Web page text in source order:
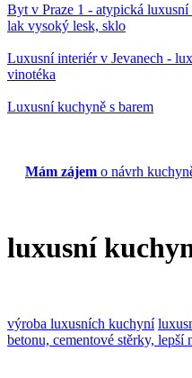
Byt v Praze 1 - atypická
lak vysoký lesk, sklo
Luxusní interiér v Jevanech -
vinotéka
Luxusní kuchyně s barem
Mám zájem o návrh
luxusní
výroba luxusních kuchyní
betonu, cementové stěrky, lepší